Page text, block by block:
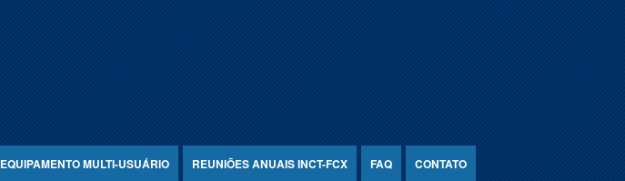
EQUIPAMENTO MULTI-USUÁRIO REUNIÕES ANUAIS INCT-FCX FAQ CONTATO